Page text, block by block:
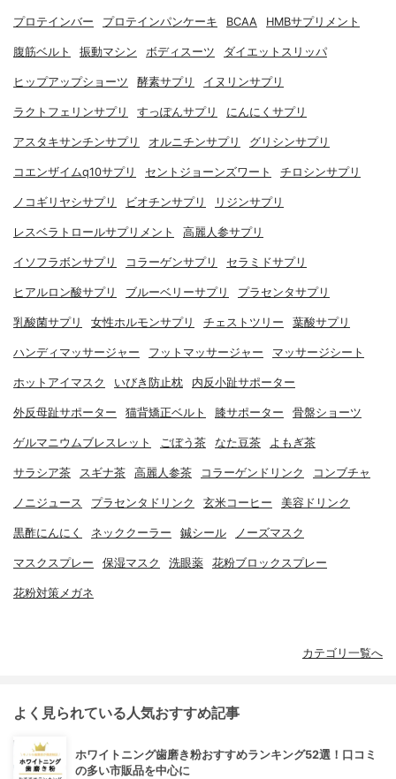
プロテインバー プロテインパンケーキ BCAA HMBサプリメント
腹筋ベルト 振動マシン ボディスーツ ダイエットスリッパ
ヒップアップショーツ 酵素サプリ イヌリンサプリ
ラクトフェリンサプリ すっぽんサプリ にんにくサプリ
アスタキサンチンサプリ オルニチンサプリ グリシンサプリ
コエンザイムq10サプリ セントジョーンズワート チロシンサプリ
ノコギリヤシサプリ ビオチンサプリ リジンサプリ
レスベラトロールサプリメント 高麗人参サプリ
イソフラボンサプリ コラーゲンサプリ セラミドサプリ
ヒアルロン酸サプリ ブルーベリーサプリ プラセンタサプリ
乳酸菌サプリ 女性ホルモンサプリ チェストツリー 葉酸サプリ
ハンディマッサージャー フットマッサージャー マッサージシート
ホットアイマスク いびき防止枕 内反小趾サポーター
外反母趾サポーター 猫背矯正ベルト 膝サポーター 骨盤ショーツ
ゲルマニウムブレスレット ごぼう茶 なた豆茶 よもぎ茶
サラシア茶 スギナ茶 高麗人参茶 コラーゲンドリンク コンブチャ
ノニジュース プラセンタドリンク 玄米コーヒー 美容ドリンク
黒酢にんにく ネッククーラー 鍼シール ノーズマスク
マスクスプレー 保湿マスク 洗眼薬 花粉ブロックスプレー
花粉対策メガネ
カテゴリ一覧へ
よく見られている人気おすすめ記事
ホワイトニング歯磨き粉おすすめランキング52選！口コミ
の多い市販品を中心に